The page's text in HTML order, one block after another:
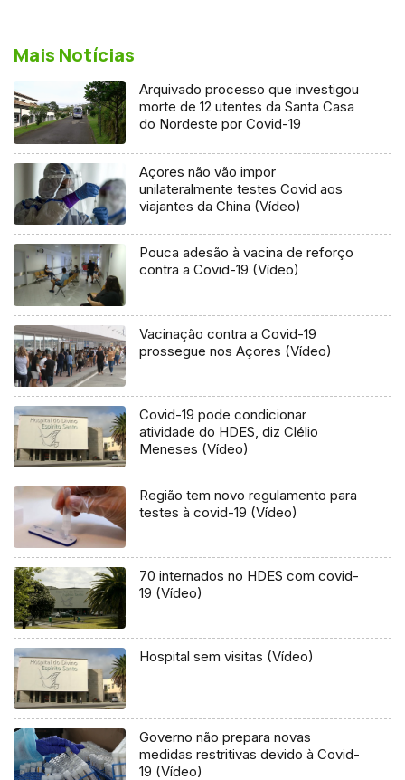
Mais Notícias
Arquivado processo que investigou
morte de 12 utentes da Santa Casa
do Nordeste por Covid-19
Açores não vão impor
unilateralmente testes Covid aos
viajantes da China (Vídeo)
Pouca adesão à vacina de reforço
contra a Covid-19 (Vídeo)
Vacinação contra a Covid-19
prossegue nos Açores (Vídeo)
Covid-19 pode condicionar
atividade do HDES, diz Clélio
Meneses (Vídeo)
Região tem novo regulamento para
testes à covid-19 (Vídeo)
70 internados no HDES com covid-
19 (Vídeo)
Hospital sem visitas (Vídeo)
Governo não prepara novas
medidas restritivas devido à Covid-
19 (Vídeo)